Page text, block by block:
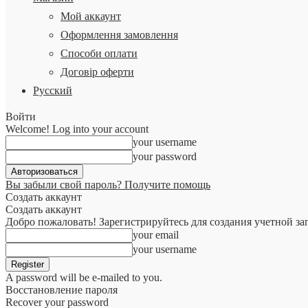
Мой аккаунт
Оформлення замовлення
Способи оплати
Договір оферти
Русский
Войти
Welcome! Log into your account
your username
your password
Вы забыли свой пароль? Получите помощь
Создать аккаунт
Создать аккаунт
Добро пожаловать! Зарегистрируйтесь для создания учетной
your email
your username
A password will be e-mailed to you.
Восстановление пароля
Recover your password